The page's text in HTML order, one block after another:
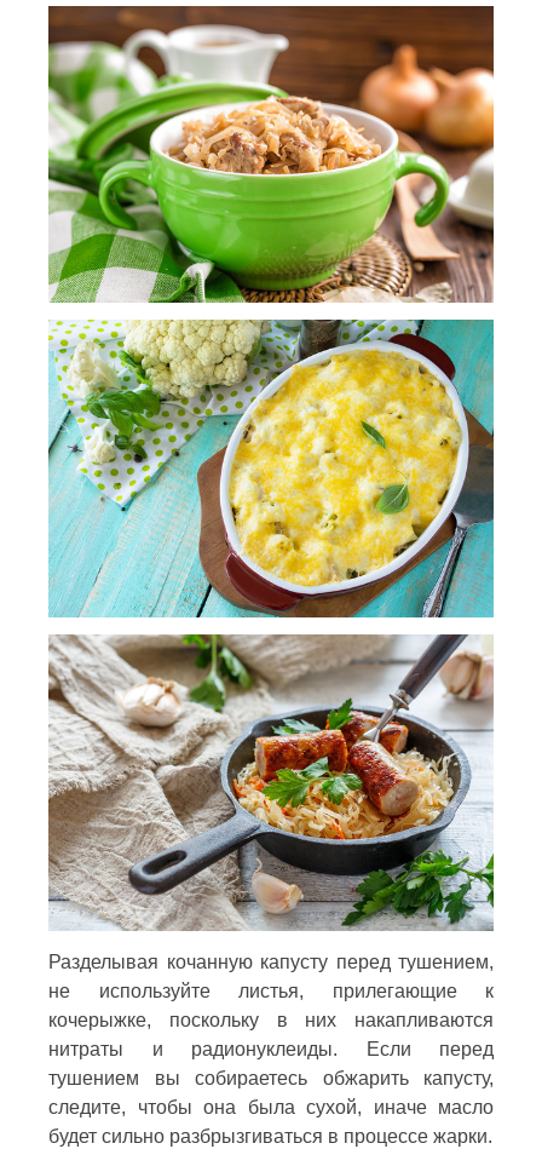
Разделывая кочанную капусту перед тушением,
не используйте листья, прилегающие к
кочерыжке, поскольку в них накапливаются
нитраты и радионуклеиды. Если перед
тушением вы собираетесь обжарить капусту,
следите, чтобы она была сухой, иначе масло
будет сильно разбрызгиваться в процессе жарки.